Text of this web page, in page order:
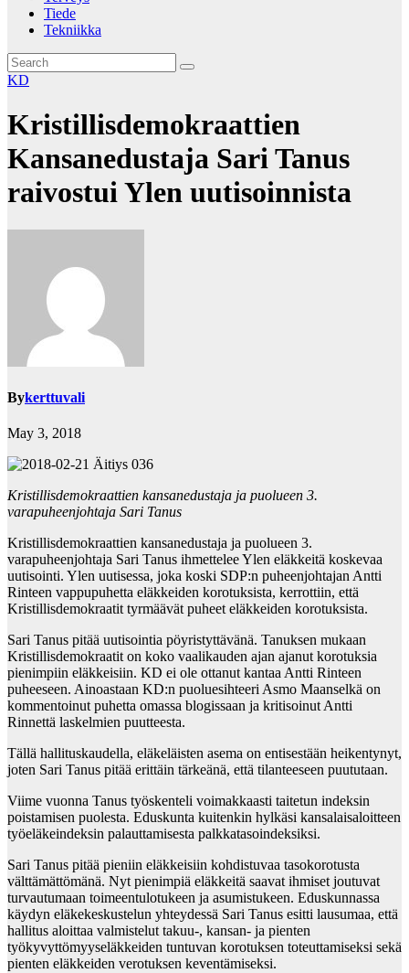
Tiede
Tekniikka
KD
Kristillisdemokraattien
Kansanedustaja Sari Tanus
raivostui Ylen uutisoinnista
Bykerttuvali
May 3, 2018
Kristillisdemokraattien kansanedustaja ja puolueen 3.
varapuheenjohtaja Sari Tanus
Kristillisdemokraattien kansanedustaja ja puolueen 3.
varapuheenjohtaja Sari Tanus ihmettelee Ylen eläkkeitä koskevaa
uutisointi. Ylen uutisessa, joka koski SDP:n puheenjohtajan Antti
Rinteen vappupuhetta eläkkeiden korotuksista, kerrottiin, että
Kristillisdemokraatit tyrmäävät puheet eläkkeiden korotuksista.
Sari Tanus pitää uutisointia pöyristyttävänä. Tanuksen mukaan
Kristillisdemokraatit on koko vaalikauden ajan ajanut korotuksia
pienimpiin eläkkeisiin. KD ei ole ottanut kantaa Antti Rinteen
puheeseen. Ainoastaan KD:n puoluesihteeri Asmo Maanselkä on
kommentoinut puhetta omassa blogissaan ja kritisoinut Antti
Rinnettä laskelmien puutteesta.
Tällä hallituskaudella, eläkeläisten asema on entisestään heikentynyt,
joten Sari Tanus pitää erittäin tärkeänä, että tilanteeseen puututaan.
Viime vuonna Tanus työskenteli voimakkaasti taitetun indeksin
poistamisen puolesta. Eduskunta kuitenkin hylkäsi kansalaisaloitteen
työeläkeindeksin palauttamisesta palkkatasoindeksiksi.
Sari Tanus pitää pieniin eläkkeisiin kohdistuvaa tasokorotusta
välttämättömänä. Nyt pienimpiä eläkkeitä saavat ihmiset joutuvat
turvautumaan toimeentulotukeen ja asumistukeen. Eduskunnassa
käydyn eläkekeskustelun yhteydessä Sari Tanus esitti lausumaa, että
hallitus aloittaa valmistelut takuu-, kansan- ja pienten
työkyvyttömyyseläkkeiden tuntuvan korotuksen toteuttamiseksi sekä
pienten eläkkeiden verotuksen keventämiseksi.